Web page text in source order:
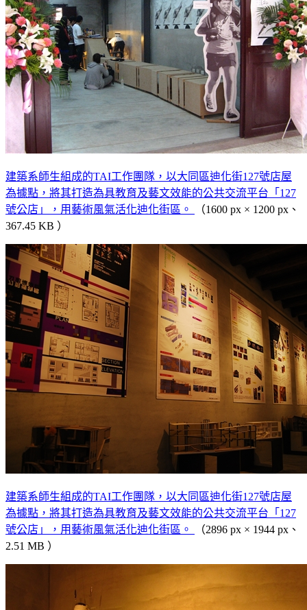
建築系師生組成的TAI工作團隊，以大同區迪化街127號店屋
為據點，將其打造為具教育及藝文效能的公共交流平台「127
號公店」，用藝術風氣活化迪化街區。
（1600 px × 1200 px、
367.45 KB ）
建築系師生組成的TAI工作團隊，以大同區迪化街127號店屋
為據點，將其打造為具教育及藝文效能的公共交流平台「127
號公店」，用藝術風氣活化迪化街區。
（2896 px × 1944 px、
2.51 MB ）